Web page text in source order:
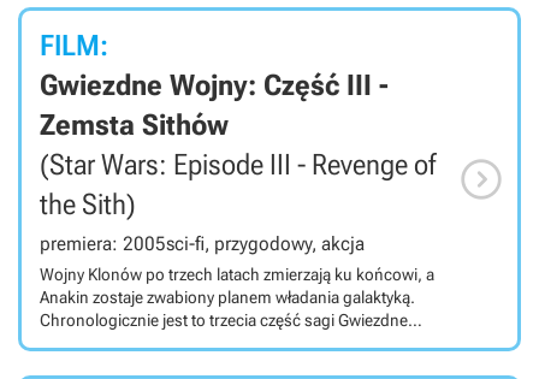
FILM:
Gwiezdne Wojny: Część III -
Zemsta Sithów
(Star Wars: Episode III - Revenge of
the Sith)
premiera: 2005sci-fi, przygodowy, akcja
Wojny Klonów po trzech latach zmierzają ku końcowi, a
Anakin zostaje zwabiony planem władania galaktyką.
Chronologicznie jest to trzecia część sagi Gwiezdne
wojny, choć powstała jako szósta w 2005 roku. Za
